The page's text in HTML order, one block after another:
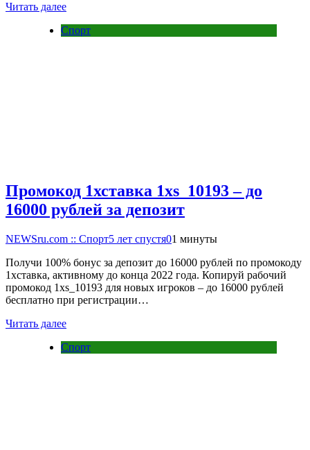
Читать далее
Спорт
Промокод 1хставка 1xs_10193 – до
16000 рублей за депозит
NEWSru.com :: Спорт5 лет спустя01 минуты
Получи 100% бонус за депозит до 16000 рублей по промокоду
1хставка, активному до конца 2022 года. Копируй рабочий
промокод 1xs_10193 для новых игроков – до 16000 рублей
бесплатно при регистрации…
Читать далее
Спорт